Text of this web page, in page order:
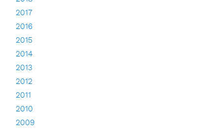
2017
2016
2015
2014
2013
2012
2011
2010
2009